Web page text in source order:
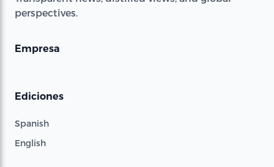
perspectives.
Empresa
Ediciones
Spanish
English